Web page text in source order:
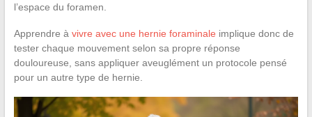
l’espace du foramen.
Apprendre à vivre avec une hernie foraminale implique donc de
tester chaque mouvement selon sa propre réponse
douloureuse, sans appliquer aveuglément un protocole pensé
pour un autre type de hernie.